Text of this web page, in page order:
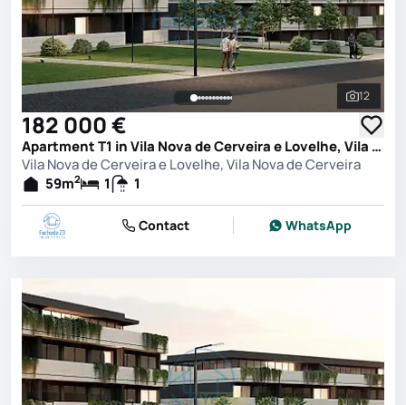
See all
12
182 000 €
Apartment T1 in Vila Nova de Cerveira e Lovelhe, Vila Nova de Cerveira
Vila Nova de Cerveira e Lovelhe, Vila Nova de Cerveira
59m2 1 1
Contact WhatsApp